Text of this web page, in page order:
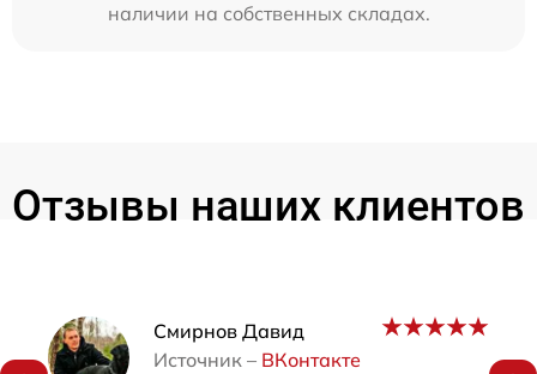
наличии на собственных складах.
Отзывы наших клиентов
Смирнов Давид
Источник – ВКонтакте
Наши мастера